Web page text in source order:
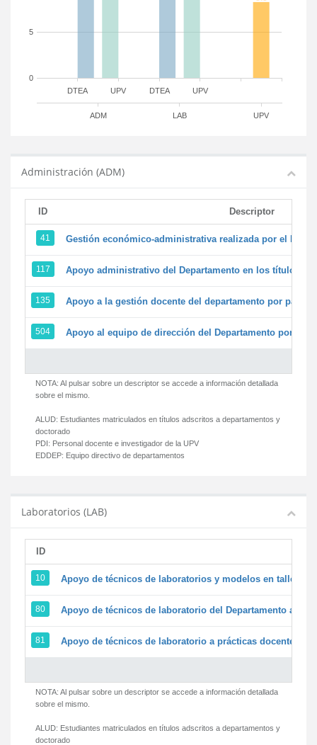
DTEA DTEA
UPV UPV
ADM LAB UPV
0
5
Administración (ADM)
ID Descriptor
41 Gestión económico-administrativa realizada por el
117 Apoyo administrativo del Departamento en los títulos de
135 Apoyo a la gestión docente del departamento por parte
504 Apoyo al equipo de dirección del Departamento por
NOTA: Al pulsar sobre un descriptor se accede a información detallada
sobre el mismo.
ALUD: Estudiantes matriculados en títulos adscritos a departamentos y
doctorado
PDI: Personal docente e investigador de la UPV
EDDEP: Equipo directivo de departamentos
Laboratorios (LAB)
ID
10 Apoyo de técnicos de laboratorios y modelos en
80 Apoyo de técnicos de laboratorio del Departamento a la
81 Apoyo de técnicos de laboratorio a prácticas docentes y
NOTA: Al pulsar sobre un descriptor se accede a información detallada
sobre el mismo.
ALUD: Estudiantes matriculados en títulos adscritos a departamentos y
doctorado